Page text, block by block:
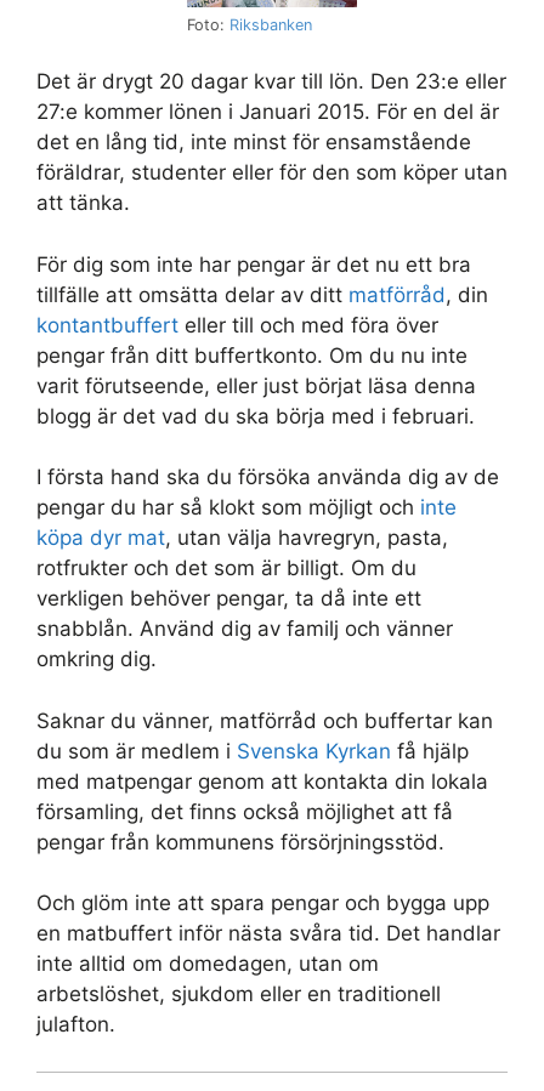
Foto: Riksbanken
Det är drygt 20 dagar kvar till lön. Den 23:e eller
27:e kommer lönen i Januari 2015. För en del är
det en lång tid, inte minst för ensamstående
föräldrar, studenter eller för den som köper utan
att tänka.
För dig som inte har pengar är det nu ett bra
tillfälle att omsätta delar av ditt matförråd, din
kontantbuffert eller till och med föra över
pengar från ditt buffertkonto. Om du nu inte
varit förutseende, eller just börjat läsa denna
blogg är det vad du ska börja med i februari.
I första hand ska du försöka använda dig av de
pengar du har så klokt som möjligt och inte
köpa dyr mat, utan välja havregryn, pasta,
rotfrukter och det som är billigt. Om du
verkligen behöver pengar, ta då inte ett
snabblån. Använd dig av familj och vänner
omkring dig.
Saknar du vänner, matförråd och buffertar kan
du som är medlem i Svenska Kyrkan få hjälp
med matpengar genom att kontakta din lokala
församling, det finns också möjlighet att få
pengar från kommunens försörjningsstöd.
Och glöm inte att spara pengar och bygga upp
en matbuffert inför nästa svåra tid. Det handlar
inte alltid om domedagen, utan om
arbetslöshet, sjukdom eller en traditionell
julafton.